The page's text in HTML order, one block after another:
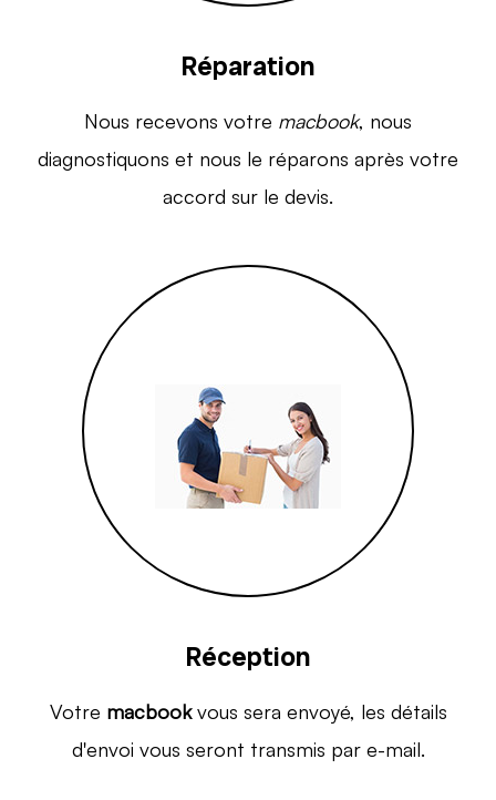
Réparation
Nous recevons votre macbook, nous
diagnostiquons et nous le réparons après votre
accord sur le devis.
Réception
Votre macbookvous sera envoyé, les détails
d'envoi vous seront transmis par e-mail.